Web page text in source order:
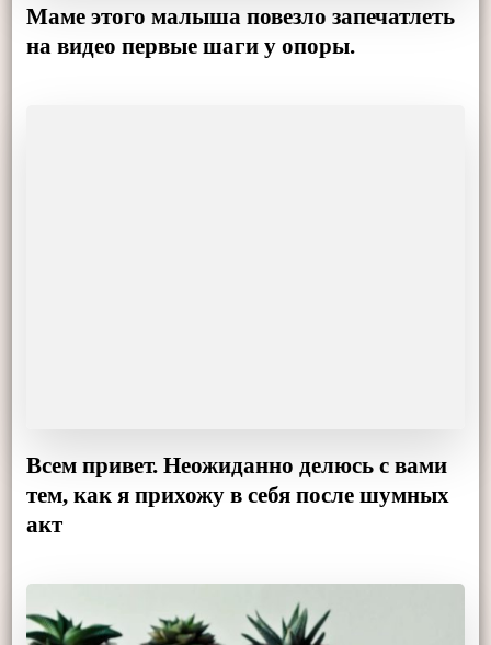
Маме этого малыша повезло запечатлеть
на видео первые шаги у опоры.
Всем привет. Неожиданно делюсь с вами
тем, как я прихожу в себя после шумных
акт